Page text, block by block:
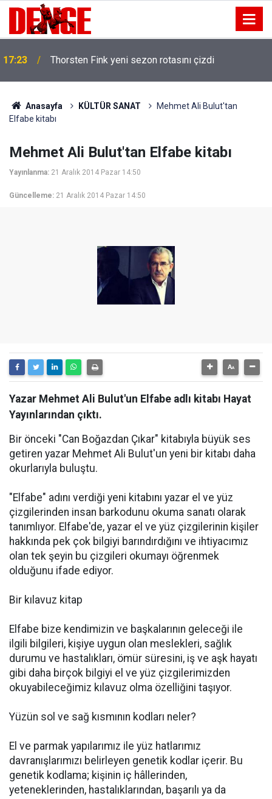
17:23 Thorsten Fink yeni sezon rotasını çizdi
Anasayfa KÜLTÜR SANAT
Mehmet Ali Bulut'tan
Elfabe kitabı
Mehmet Ali Bulut'tan Elfabe kitabı
Yayınlanma: 21 Aralık 2014 Pazar 14:50
Güncelleme: 21 Aralık 2014 Pazar 14:50
Yazar Mehmet Ali Bulut'un Elfabe adlı kitabı Hayat
Yayınlarından çıktı.
Bir önceki "Can Boğazdan Çıkar" kitabıyla büyük ses
getiren yazar Mehmet Ali Bulut'un yeni bir kitabı daha
okurlarıyla buluştu.
"Elfabe" adını verdiği yeni kitabını yazar el ve yüz
çizgilerinden insan barkodunu okuma sanatı olarak
tanımlıyor. Elfabe'de, yazar el ve yüz çizgilerinin kişiler
hakkında pek çok bilgiyi barındırdığını ve ihtiyacımız
olan tek şeyin bu çizgileri okumayı öğrenmek
olduğunu ifade ediyor.
Bir kılavuz kitap
Elfabe bize kendimizin ve başkalarının geleceği ile
ilgili bilgileri, kişiye uygun olan meslekleri, sağlık
durumu ve hastalıkları, ömür süresini, iş ve aşk hayatı
gibi daha birçok bilgiyi el ve yüz çizgilerimizden
okuyabileceğimiz kılavuz olma özelliğini taşıyor.
Yüzün sol ve sağ kısmının kodları neler?
El ve parmak yapılarımız ile yüz hatlarımız
davranışlarımızı belirleyen genetik kodlar içerir. Bu
genetik kodlama; kişinin iç hâllerinden,
yeteneklerinden, hastalıklarından, başarılı ya da